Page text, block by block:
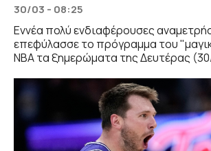
30/03 - 08:25
Εννέα πολύ ενδιαφέρουσες
επεφύλασσε το πρόγραμμα του
NBA τα ξημερώματα της Δευτέρας